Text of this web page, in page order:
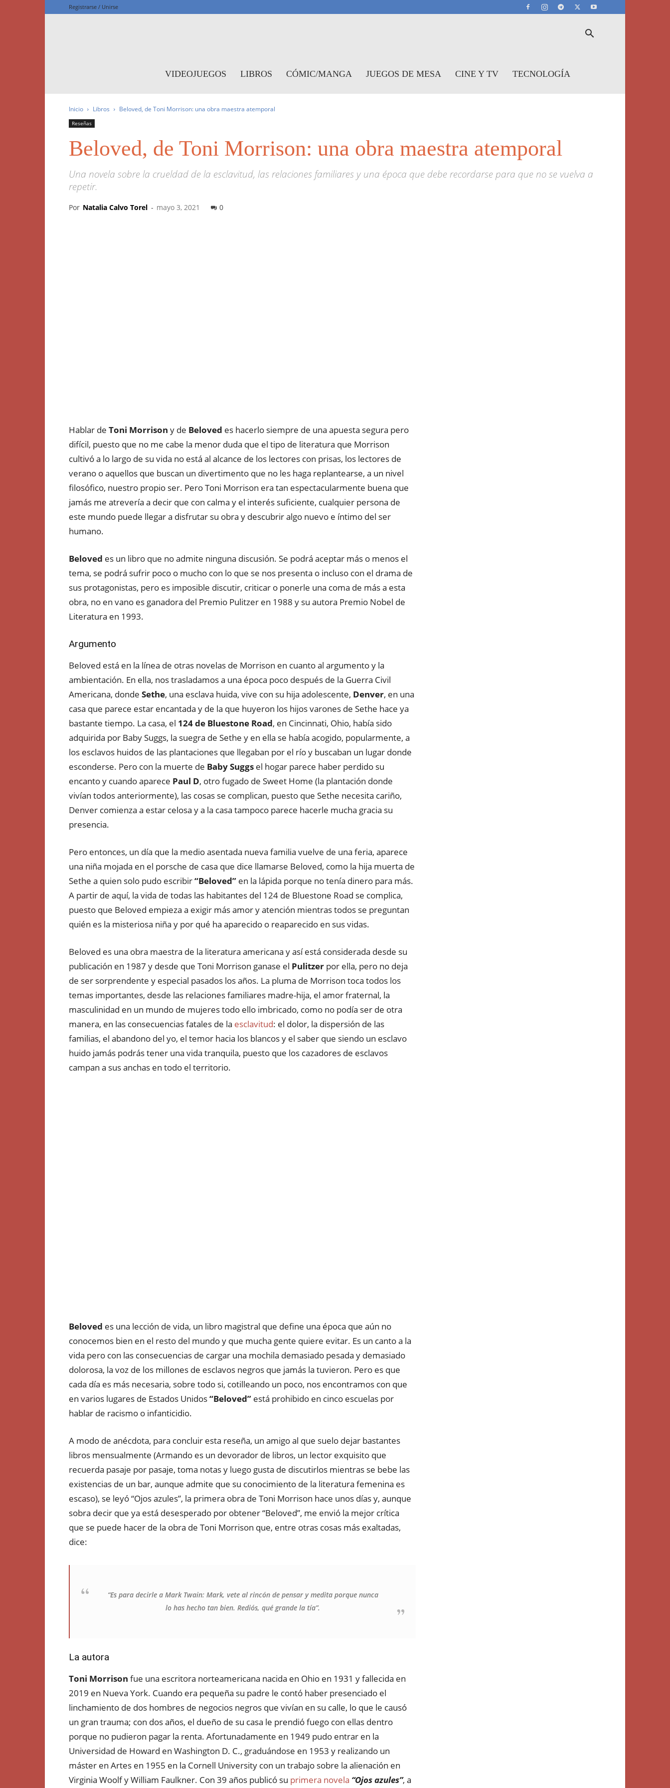
Registrarse / Unirse
VIDEOJUEGOS LIBROS CÓMIC/MANGA JUEGOS DE MESA CINE Y TV TECNOLOGÍA
Inicio Libros Beloved, de Toni Morrison: una obra maestra atemporal
Reseñas
Beloved, de Toni Morrison: una obra maestra atemporal
Una novela sobre la crueldad de la esclavitud, las relaciones familiares y una época que debe recordarse para que no se vuelva a
repetir.
Por Natalia Calvo Torel - mayo 3, 2021 0
Hablar de Toni Morrison y de Beloved es hacerlo siempre de una apuesta segura pero
difícil, puesto que no me cabe la menor duda que el tipo de literatura que Morrison
cultivó a lo largo de su vida no está al alcance de los lectores con prisas, los lectores de
verano o aquellos que buscan un divertimento que no les haga replantearse, a un nivel
filosófico, nuestro propio ser. Pero Toni Morrison era tan espectacularmente buena que
jamás me atrevería a decir que con calma y el interés suficiente, cualquier persona de
este mundo puede llegar a disfrutar su obra y descubrir algo nuevo e íntimo del ser
humano.
Beloved es un libro que no admite ninguna discusión. Se podrá aceptar más o menos el
tema, se podrá sufrir poco o mucho con lo que se nos presenta o incluso con el drama de
sus protagonistas, pero es imposible discutir, criticar o ponerle una coma de más a esta
obra, no en vano es ganadora del Premio Pulitzer en 1988 y su autora Premio Nobel de
Literatura en 1993.
Argumento
Beloved está en la línea de otras novelas de Morrison en cuanto al argumento y la
ambientación. En ella, nos trasladamos a una época poco después de la Guerra Civil
Americana, donde Sethe, una esclava huida, vive con su hija adolescente, Denver, en una
casa que parece estar encantada y de la que huyeron los hijos varones de Sethe hace ya
bastante tiempo. La casa, el 124 de Bluestone Road, en Cincinnati, Ohio, había sido
adquirida por Baby Suggs, la suegra de Sethe y en ella se había acogido, popularmente, a
los esclavos huidos de las plantaciones que llegaban por el río y buscaban un lugar donde
esconderse. Pero con la muerte de Baby Suggs el hogar parece haber perdido su
encanto y cuando aparece Paul D, otro fugado de Sweet Home (la plantación donde
vivían todos anteriormente), las cosas se complican, puesto que Sethe necesita cariño,
Denver comienza a estar celosa y a la casa tampoco parece hacerle mucha gracia su
presencia.
Pero entonces, un día que la medio asentada nueva familia vuelve de una feria, aparece
una niña mojada en el porsche de casa que dice llamarse Beloved, como la hija muerta de
Sethe a quien solo pudo escribir“Beloved” en la lápida porque no tenía dinero para más.
A partir de aquí, la vida de todas las habitantes del 124 de Bluestone Road se complica,
puesto que Beloved empieza a exigir más amor y atención mientras todos se preguntan
quién es la misteriosa niña y por qué ha aparecido o reaparecido en sus vidas.
Beloved es una obra maestra de la literatura americana y así está considerada desde su
publicación en 1987 y desde que Toni Morrison ganase el Pulitzer por ella, pero no deja
de ser sorprendente y especial pasados los años. La pluma de Morrison toca todos los
temas importantes, desde las relaciones familiares madre-hija, el amor fraternal, la
masculinidad en un mundo de mujeres todo ello imbricado, como no podía ser de otra
manera, en las consecuencias fatales de la esclavitud: el dolor, la dispersión de las
familias, el abandono del yo, el temor hacia los blancos y el saber que siendo un esclavo
huido jamás podrás tener una vida tranquila, puesto que los cazadores de esclavos
campan a sus anchas en todo el territorio.
Beloved es una lección de vida, un libro magistral que define una época que aún no
conocemos bien en el resto del mundo y que mucha gente quiere evitar. Es un canto a la
vida pero con las consecuencias de cargar una mochila demasiado pesada y demasiado
dolorosa, la voz de los millones de esclavos negros que jamás la tuvieron. Pero es que
cada día es más necesaria, sobre todo si, cotilleando un poco, nos encontramos con que
en varios lugares de Estados Unidos“Beloved” está prohibido en cinco escuelas por
hablar de racismo o infanticidio.
A modo de anécdota, para concluir esta reseña, un amigo al que suelo dejar bastantes
libros mensualmente (Armando es un devorador de libros, un lector exquisito que
recuerda pasaje por pasaje, toma notas y luego gusta de discutirlos mientras se bebe las
existencias de un bar, aunque admite que su conocimiento de la literatura femenina es
escaso), se leyó “Ojos azules”, la primera obra de Toni Morrison hace unos días y, aunque
sobra decir que ya está desesperado por obtener “Beloved”, me envió la mejor crítica
que se puede hacer de la obra de Toni Morrison que, entre otras cosas más exaltadas,
dice:
“Es para decirle a Mark Twain: Mark, vete al rincón de pensar y medita porque nunca
lo has hecho tan bien. Rediós, qué grande la tía”.
La autora
Toni Morrison fue una escritora norteamericana nacida en Ohio en 1931 y fallecida en
2019 en Nueva York. Cuando era pequeña su padre le contó haber presenciado el
linchamiento de dos hombres de negocios negros que vivían en su calle, lo que le causó
un gran trauma; con dos años, el dueño de su casa le prendió fuego con ellas dentro
porque no pudieron pagar la renta. Afortunadamente en 1949 pudo entrar en la
Universidad de Howard en Washington D. C., graduándose en 1953 y realizando un
máster en Artes en 1955 en la Cornell University con un trabajo sobre la alienación en
Virginia Woolf y William Faulkner. Con 39 años publicó su primera novela “Ojos azules”, a